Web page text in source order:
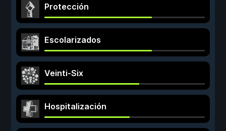
Protección
Escolarizados
Veinti-Six
Hospitalización